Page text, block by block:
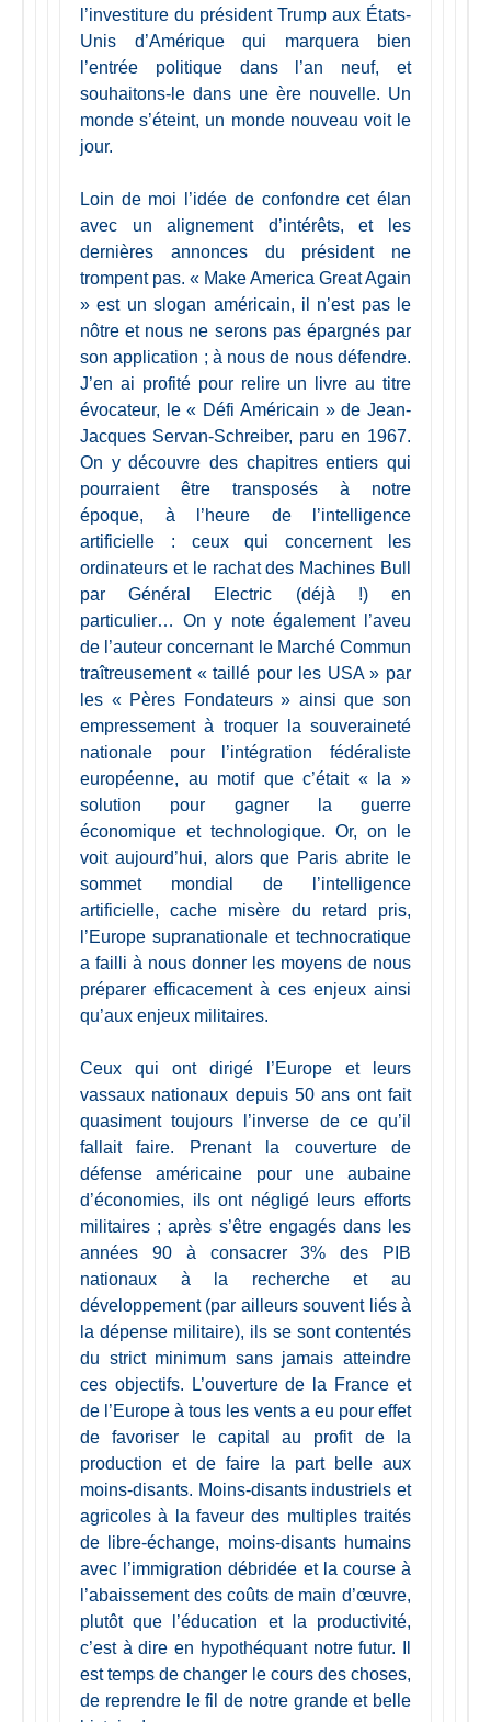
l’investiture du président Trump aux États-
Unis d’Amérique qui marquera bien
l’entrée politique dans l’an neuf, et
souhaitons-le dans une ère nouvelle. Un
monde s’éteint, un monde nouveau voit le
jour.
Loin de moi l’idée de confondre cet élan
avec un alignement d’intérêts, et les
dernières annonces du président ne
trompent pas. « Make America Great Again
» est un slogan américain, il n’est pas le
nôtre et nous ne serons pas épargnés par
son application ; à nous de nous défendre.
J’en ai profité pour relire un livre au titre
évocateur, le « Défi Américain » de Jean-
Jacques Servan-Schreiber, paru en 1967.
On y découvre des chapitres entiers qui
pourraient être transposés à notre
époque, à l’heure de l’intelligence
artificielle : ceux qui concernent les
ordinateurs et le rachat des Machines Bull
par Général Electric (déjà !) en
particulier… On y note également l’aveu
de l’auteur concernant le Marché Commun
traîtreusement « taillé pour les USA » par
les « Pères Fondateurs » ainsi que son
empressement à troquer la souveraineté
nationale pour l’intégration fédéraliste
européenne, au motif que c’était « la »
solution pour gagner la guerre
économique et technologique. Or, on le
voit aujourd’hui, alors que Paris abrite le
sommet mondial de l’intelligence
artificielle, cache misère du retard pris,
l’Europe supranationale et technocratique
a failli à nous donner les moyens de nous
préparer efficacement à ces enjeux ainsi
qu’aux enjeux militaires.
Ceux qui ont dirigé l’Europe et leurs
vassaux nationaux depuis 50 ans ont fait
quasiment toujours l’inverse de ce qu’il
fallait faire. Prenant la couverture de
défense américaine pour une aubaine
d’économies, ils ont négligé leurs efforts
militaires ; après s’être engagés dans les
années 90 à consacrer 3% des PIB
nationaux à la recherche et au
développement (par ailleurs souvent liés à
la dépense militaire), ils se sont contentés
du strict minimum sans jamais atteindre
ces objectifs. L’ouverture de la France et
de l’Europe à tous les vents a eu pour effet
de favoriser le capital au profit de la
production et de faire la part belle aux
moins-disants. Moins-disants industriels et
agricoles à la faveur des multiples traités
de libre-échange, moins-disants humains
avec l’immigration débridée et la course à
l’abaissement des coûts de main d’œuvre,
plutôt que l’éducation et la productivité,
c’est à dire en hypothéquant notre futur. Il
est temps de changer le cours des choses,
de reprendre le fil de notre grande et belle